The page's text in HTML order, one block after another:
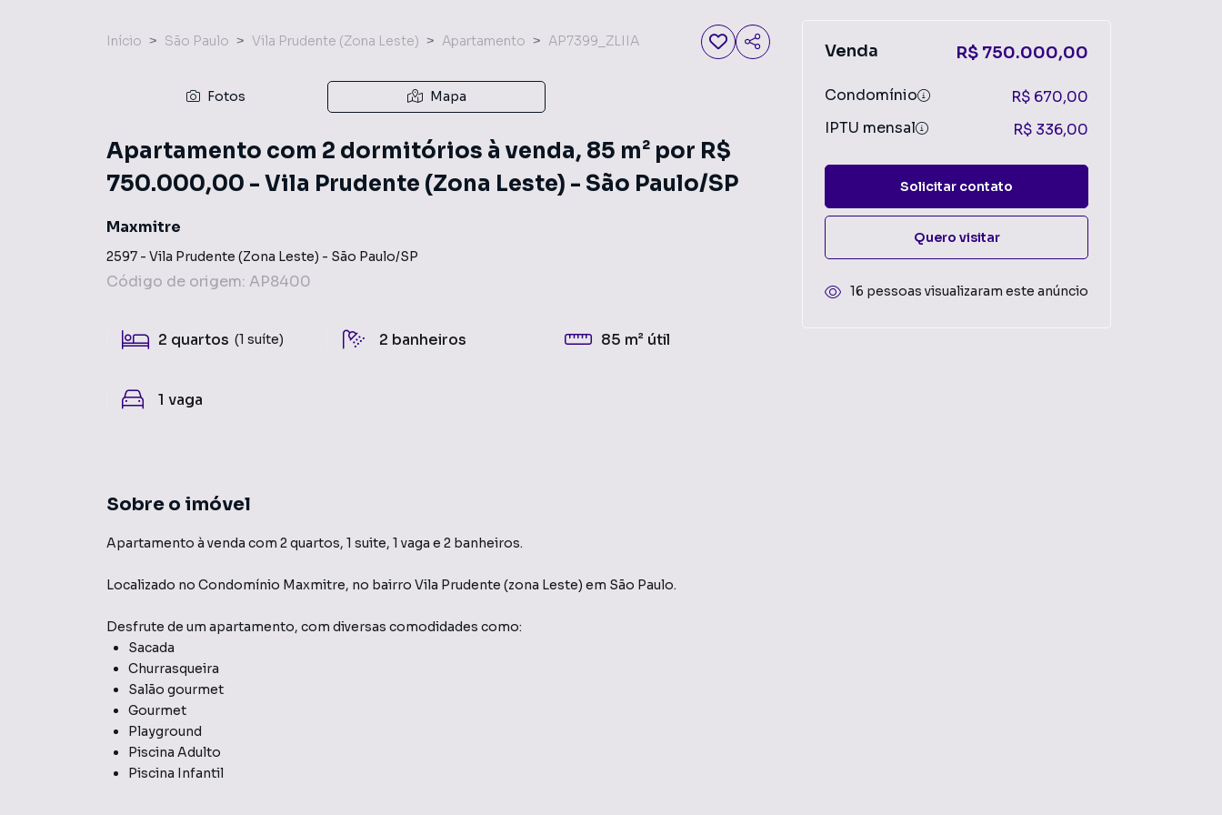
Início São Paulo Vila Prudente (Zona Leste) Apartamento AP7399_ZLIIA
Fotos Mapa
Apartamento com 2 dormitórios à venda, 85 m² por R$
750.000,00 - Vila Prudente (Zona Leste) - São Paulo/SP
Maxmitre
2597 - Vila Prudente (Zona Leste) - São Paulo/SP
Código de origem: AP8400
2 quartos (1 suíte) 2 banheiros 85 m² útil
1 vaga
Sobre o imóvel
Apartamento à venda com 2 quartos, 1 suite, 1 vaga e 2 banheiros.
Localizado no Condomínio Maxmitre, no bairro Vila Prudente (zona Leste) em São Paulo.
Desfrute de um apartamento, com diversas comodidades como:
Sacada
Churrasqueira
Salão gourmet
Gourmet
Playground
Piscina Adulto
Piscina Infantil
Venda R$ 750.000,00
Condomínio
R$ 670,00
IPTU mensal
R$ 336,00
Solicitar contato
Quero visitar
16 pessoas visualizaram este anúncio